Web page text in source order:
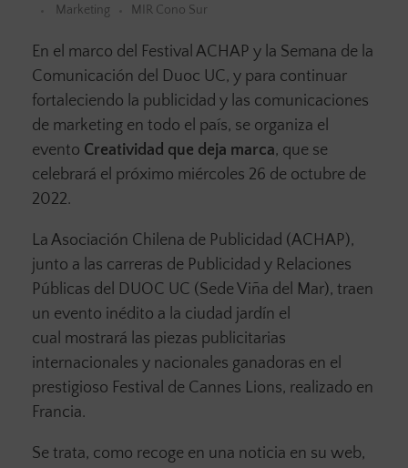
Marketing
MIR Cono Sur
En el marco del Festival ACHAP y la Semana de la
Comunicación del Duoc UC, y para continuar
fortaleciendo la publicidad y las comunicaciones
de marketing en todo el país, se organiza el
evento Creatividad que deja marca, que se
celebrará el próximo miércoles 26 de octubre de
2022.
La Asociación Chilena de Publicidad (ACHAP),
junto a las carreras de Publicidad y Relaciones
Públicas del DUOC UC (Sede Viña del Mar), traen
un evento inédito a la ciudad jardín el
cual mostrará las piezas publicitarias
internacionales y nacionales ganadoras en el
prestigioso Festival de Cannes Lions, realizado en
Francia.
Se trata, como recoge en una noticia en su web,